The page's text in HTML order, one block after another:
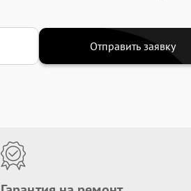
Отправить заявку